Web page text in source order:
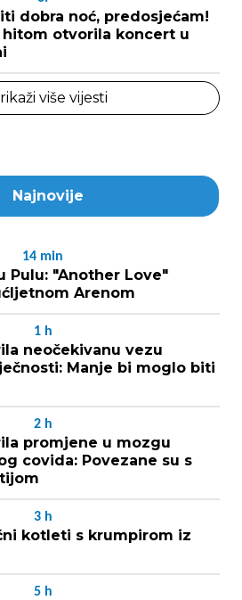
dobra noć, predosjećam!
otvorila koncert u
više vijesti
Najnovije
14 min
Pulu: "Another Love"
Arenom
1 h
neočekivanu vezu
Manje bi moglo biti
2 h
promjene u mozgu
covida: Povezane su s
3 h
kotleti s krumpirom iz
5 h